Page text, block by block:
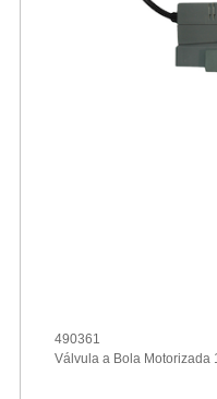
490361
Válvula a Bola Motorizada